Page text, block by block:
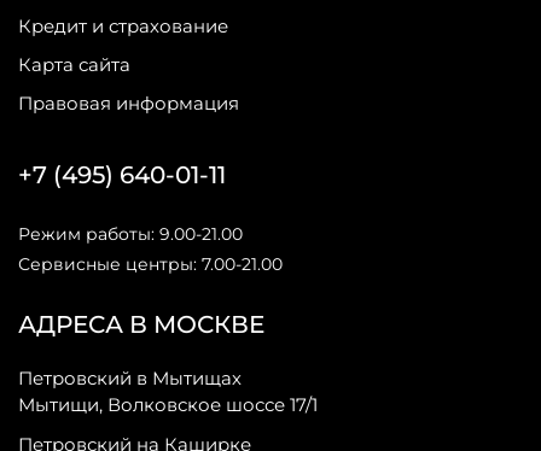
Кредит и страхование
Карта сайта
Правовая информация
АДРЕСА В МОСКВЕ
Петровский в Мытищах
Мытищи, Волковское шоссе 17/1
Петровский на Каширке
+7 (495) 640-01-11
Режим работы: 9.00-21.00
Сервисные центры: 7.00-21.00